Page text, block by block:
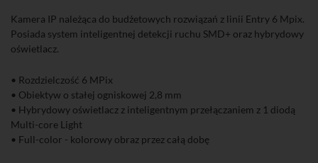
Kamera IP należąca do budżetowych rozwiązań z linii Entry 6 Mpix.
Posiada system inteligentnej detekcji ruchu SMD+ oraz hybrydowy
oświetlacz.
• Rozdzielczość 6 MPix
• Obiektyw o stałej ogniskowej 2,8 mm
• Hybrydowy oświetlacz z inteligentnym przełączaniem z 1 diodą
Multi-core Light
• Full-color - kolorowy obraz przez całą dobę